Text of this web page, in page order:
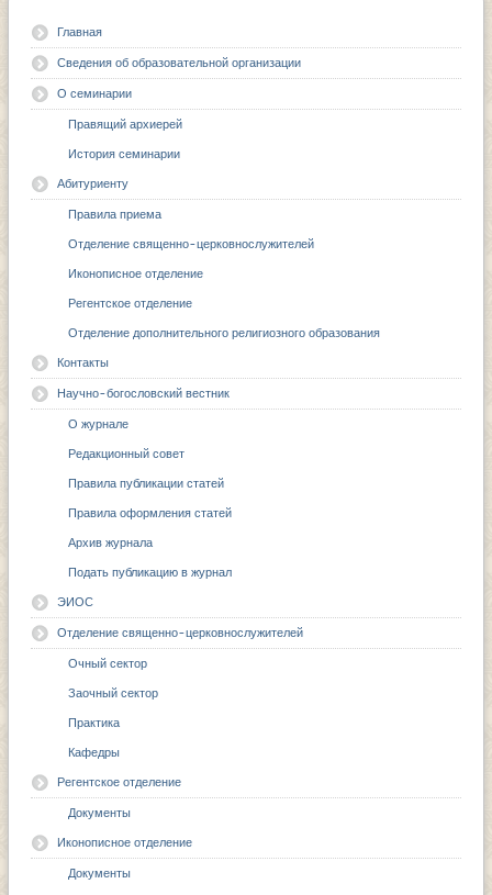
Главная
Сведения об образовательной организации
О семинарии
Правящий архиерей
История семинарии
Абитуриенту
Правила приема
Отделение священно-церковнослужителей
Иконописное отделение
Регентское отделение
Отделение дополнительного религиозного образования
Контакты
Научно-богословский вестник
О журнале
Редакционный совет
Правила публикации статей
Правила оформления статей
Архив журнала
Подать публикацию в журнал
ЭИОС
Отделение священно-церковнослужителей
Очный сектор
Заочный сектор
Практика
Кафедры
Регентское отделение
Документы
Иконописное отделение
Документы